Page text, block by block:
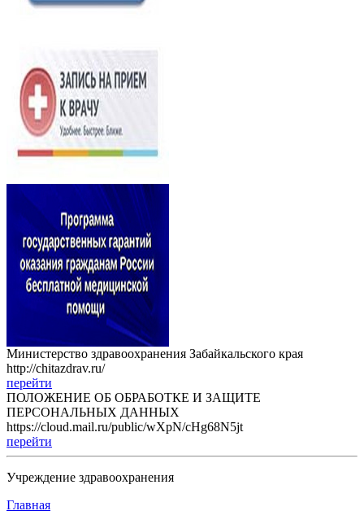
Министерство здравоохранения Забайкальского края
http://chitazdrav.ru/
перейти
ПОЛОЖЕНИЕ ОБ ОБРАБОТКЕ И ЗАЩИТЕ
ПЕРСОНАЛЬНЫХ ДАННЫХ
https://cloud.mail.ru/public/wXpN/cHg68N5jt
перейти
Учреждение здравоохранения
Главная